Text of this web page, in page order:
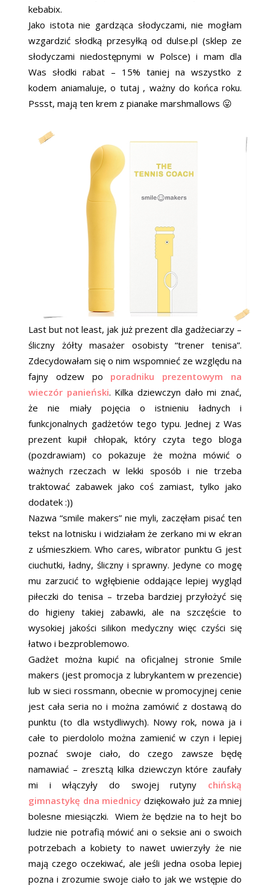
kebabix.
Jako istota nie gardząca słodyczami, nie mogłam
wzgardzić słodką przesyłką od dulse.pl (sklep ze
słodyczami niedostępnymi w Polsce) i mam dla
Was słodki rabat – 15% taniej na wszystko z
kodem aniamaluje, o tutaj , ważny do końca roku.
Pssst, mają ten krem z pianake marshmallows 😛
Last but not least, jak już prezent dla gadżeciarzy –
śliczny żółty masażer osobisty “trener tenisa”.
Zdecydowałam się o nim wspomnieć ze względu na
fajny odzew po poradniku prezentowym na
wieczór panieński. Kilka dziewczyn dało mi znać,
że nie miały pojęcia o istnieniu ładnych i
funkcjonalnych gadżetów tego typu. Jednej z Was
prezent kupił chłopak, który czyta tego bloga
(pozdrawiam) co pokazuje że można mówić o
ważnych rzeczach w lekki sposób i nie trzeba
traktować zabawek jako coś zamiast, tylko jako
dodatek :))
Nazwa “smile makers” nie myli, zaczęłam pisać ten
tekst na lotnisku i widziałam że zerkano mi w ekran
z uśmieszkiem. Who cares, wibrator punktu G jest
ciuchutki, ładny, śliczny i sprawny. Jedyne co mogę
mu zarzucić to wgłębienie oddające lepiej wygląd
piłeczki do tenisa – trzeba bardziej przyłożyć się
do higieny takiej zabawki, ale na szczęście to
wysokiej jakości silikon medyczny więc czyści się
łatwo i bezproblemowo.
Gadżet można kupić na oficjalnej stronie Smile
makers (jest promocja z lubrykantem w prezencie)
lub w sieci rossmann, obecnie w promocyjnej cenie
jest cała seria no i można zamówić z dostawą do
punktu (to dla wstydliwych). Nowy rok, nowa ja i
całe to pierdololo można zamienić w czyn i lepiej
poznać swoje ciało, do czego zawsze będę
namawiać – zresztą kilka dziewczyn które zaufały
mi i włączyły do swojej rutyny chińską
gimnastykę dna miednicy dziękowało już za mniej
bolesne miesiączki. Wiem że będzie na to hejt bo
ludzie nie potrafią mówić ani o seksie ani o swoich
potrzebach a kobiety to nawet uwierzyły że nie
mają czego oczekiwać, ale jeśli jedna osoba lepiej
pozna i zrozumie swoje ciało to jak we wstępie do